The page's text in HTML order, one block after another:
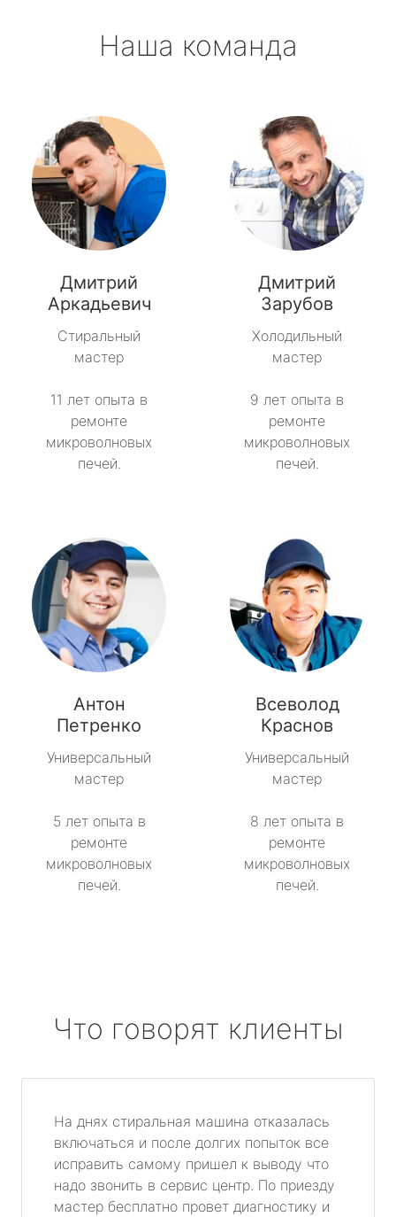
Наша команда
Дмитрий
Аркадьевич
Стиральный
мастер
11 лет опыта в
ремонте
микроволновых
печей.
Дмитрий
Зарубов
Холодильный
мастер
9 лет опыта в
ремонте
микроволновых
печей.
Антон
Петренко
Универсальный
мастер
5 лет опыта в
ремонте
микроволновых
печей.
Всеволод
Краснов
Универсальный
мастер
8 лет опыта в
ремонте
микроволновых
печей.
Что говорят клиенты
На днях стиральная машина отказалась
включаться и после долгих попыток все
исправить самому пришел к выводу что
надо звонить в сервис центр. По приезду
мастер бесплатно провет диагностику и